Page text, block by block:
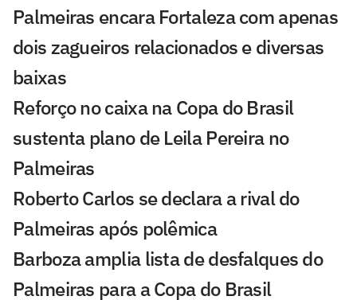
Palmeiras encara Fortaleza com apenas
dois zagueiros relacionados e diversas
baixas
Reforço no caixa na Copa do Brasil
sustenta plano de Leila Pereira no
Palmeiras
Roberto Carlos se declara a rival do
Palmeiras após polêmica
Barboza amplia lista de desfalques do
Palmeiras para a Copa do Brasil